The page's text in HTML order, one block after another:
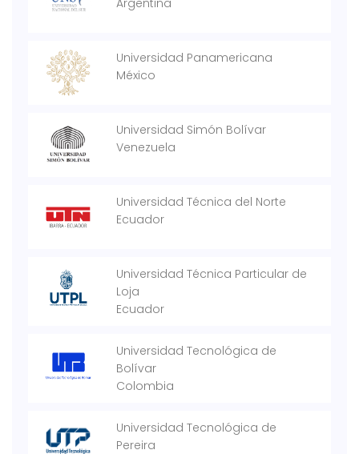
Argentina
Universidad Panamericana
México
Universidad Simón Bolívar
Venezuela
Universidad Técnica del Norte
Ecuador
Universidad Técnica Particular de
Loja
Ecuador
Universidad Tecnológica de
Bolívar
Colombia
Universidad Tecnológica de
Pereira